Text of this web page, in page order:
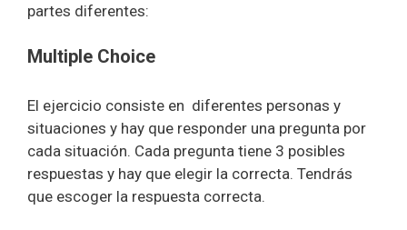
partes diferentes:
Multiple Choice
El ejercicio consiste en diferentes personas y
situaciones y hay que responder una pregunta por
cada situación. Cada pregunta tiene 3 posibles
respuestas y hay que elegir la correcta. Tendrás
que escoger la respuesta correcta.